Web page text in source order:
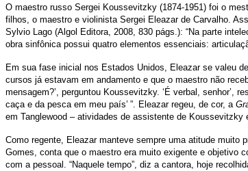
O maestro russo Sergei Koussevitzky (1874-1951) foi o
filhos, o maestro e violinista Sergei Eleazar de Carvalho.
Sylvio Lago (Algol Editora, 2008, 830 págs.): “Na parte
obra sinfônica possui quatro elementos essenciais:
Em sua fase inicial nos Estados Unidos, Eleazar se valeu
cursos já estavam em andamento e que o maestro não
mensagem?’, perguntou Koussevitzky. ‘É verbal, senhor’,
caça e da pesca em meu país’ ”. Eleazar regeu, de cor, a
em Tanglewood – atividades de assistente de Koussevitzky
Como regente, Eleazar manteve sempre uma atitude muito
Gomes, conta que o maestro era muito exigente e objetivo
com a pessoal. “Naquele tempo”, diz a cantora, hoje